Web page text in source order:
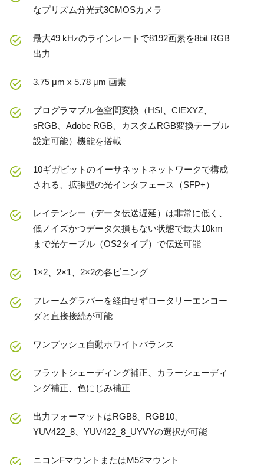
なプリズム分光式3CMOSカメラ
最大49 kHzのラインレートで8192画素を8bit RGB
出力
3.75 μm x 5.78 μm 画素
プログラマブル色空間変換（HSI、CIEXYZ、
sRGB、Adobe RGB、カスタムRGB変換テーブル
設定可能）機能を搭載
10ギガビットのイーサネットネットワークで構成
される、拡張型の光インタフェース（SFP+）
レイテンシー（データ伝送遅延）は非常に低く、
低ノイズかつデータ欠損もない状態で最大10km
まで光ケーブル（OS2タイプ）で伝送可能
1×2、2×1、2×2の各ビニング
フレームグラバーを経由せずロータリーエンコー
ダと直接接続が可能
ワンプッシュ自動ホワイトバランス
フラットシェーディング補正、カラーシェーディ
ング補正、色にじみ補正
出力フォーマットはRGB8、RGB10、
YUV422_8、YUV422_8_UYVYの選択が可能
ニコンFマウントまたはM52マウント